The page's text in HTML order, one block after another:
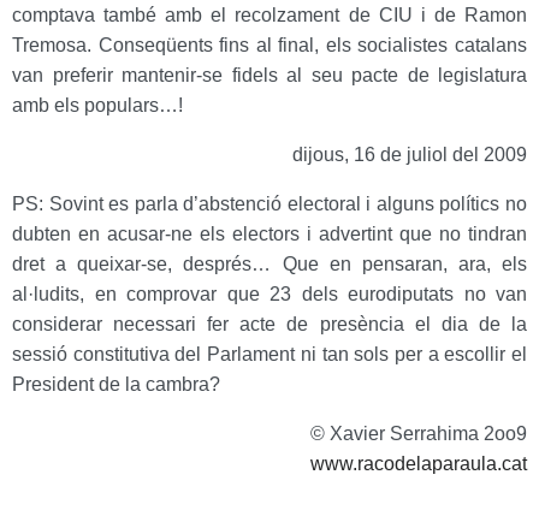
comptava també amb el recolzament de CIU i de Ramon
Tremosa. Conseqüents fins al final, els socialistes catalans
van preferir mantenir-se fidels al seu pacte de legislatura
amb els populars…!
dijous, 16 de juliol del 2009
PS: Sovint es parla d’abstenció electoral i alguns polítics no
dubten en acusar-ne els electors i advertint que no tindran
dret a queixar-se, després… Que en pensaran, ara, els
al·ludits, en comprovar que 23 dels eurodiputats no van
considerar necessari fer acte de presència el dia de la
sessió constitutiva del Parlament ni tan sols per a escollir el
President de la cambra?
© Xavier Serrahima 2oo9
www.racodelaparaula.cat